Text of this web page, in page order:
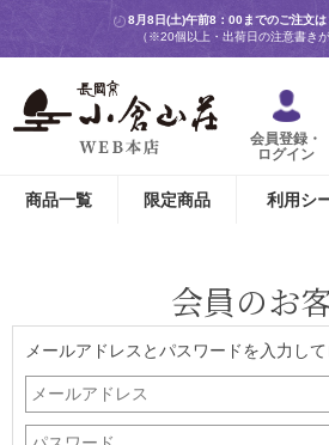
8月8日(土)午前8：00までのご注文
（※20個以上・出荷日の注意書き
会員登録・
ログイン
商品一覧 限定商品 利用シ
会員のお
メールアドレスとパスワードを入力し